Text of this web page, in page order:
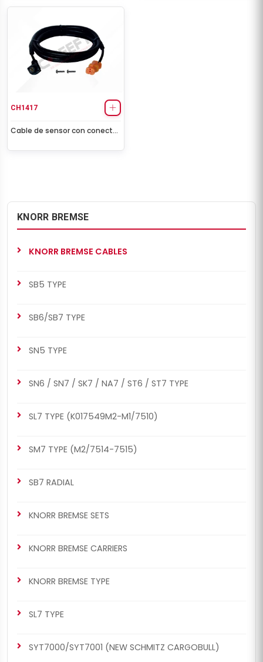
CH1417
Cable de sensor con conector
KNORR BREMSE
KNORR BREMSE CABLES
SB5 TYPE
SB6/SB7 TYPE
SN5 TYPE
SN6 / SN7 / SK7 / NA7 / ST6 / ST7 TYPE
SL7 TYPE (K017549M2-M1/7510)
SM7 TYPE (M2/7514-7515)
SB7 RADIAL
KNORR BREMSE SETS
KNORR BREMSE CARRIERS
KNORR BREMSE TYPE
SL7 TYPE
SYT7000/SYT7001 (NEW SCHMITZ CARGOBULL)